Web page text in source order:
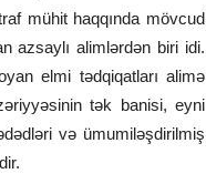
mühit haqqında mövcud
azsaylı alimlərdən biri idi.
elmi tədqiqatları alimə
tək banisi, eyni
və ümumiləşdirilmiş